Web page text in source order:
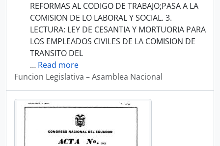
REFORMAS AL CODIGO DE TRABAJO;PASA A LA
COMISION DE LO LABORAL Y SOCIAL. 3.
LECTURA: LEY DE CESANTIA Y MORTUORIA PARA
LOS EMPLEADOS CIVILES DE LA COMISION DE
TRANSITO DEL
… Read more
Funcion Legislativa – Asamblea Nacional